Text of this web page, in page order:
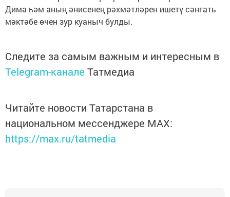
Дима һәм аның әнисенең рәхмәтләрен ишетү сәнгать
мәктәбе өчен зур куаныч булды.
Следите за самым важным и интересным в
Telegram-канале Татмедиа
Читайте новости Татарстана в
национальном мессенджере MАХ:
https://max.ru/tatmedia